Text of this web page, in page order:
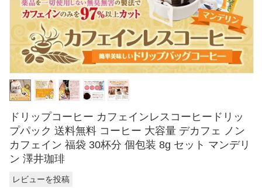
ドリップコーヒー カフェインレスコーヒードリッ
プパック 送料無料 コーヒー 大容量 デカフェ ノン
カフェイン 福袋 30杯分 個包装 8g セット マンデリ
ン 澤井珈琲
レビューを投稿